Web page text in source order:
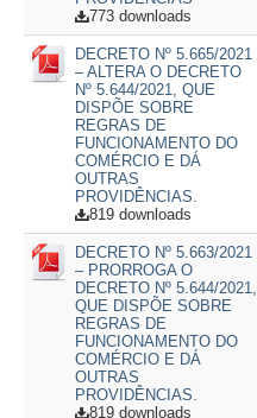
773 downloads
DECRETO Nº 5.665/2021
– ALTERA O DECRETO
Nº 5.644/2021, QUE
DISPÕE SOBRE
REGRAS DE
FUNCIONAMENTO DO
COMÉRCIO E DÁ
OUTRAS
PROVIDÊNCIAS.
819 downloads
DECRETO Nº 5.663/2021
– PRORROGA O
DECRETO Nº 5.644/2021,
QUE DISPÕE SOBRE
REGRAS DE
FUNCIONAMENTO DO
COMÉRCIO E DÁ
OUTRAS
PROVIDÊNCIAS.
819 downloads